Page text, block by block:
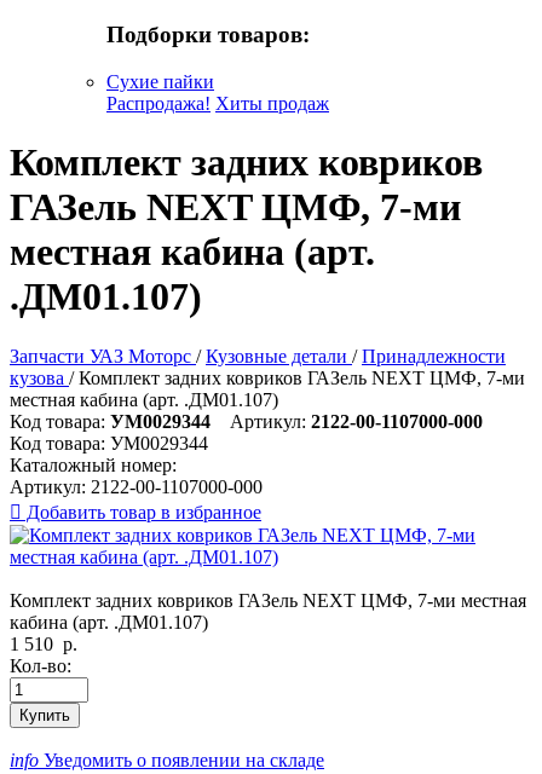
Подборки товаров:
Сухие пайки
Распродажа! Хиты продаж
Комплект задних ковриков
ГАЗель NEXT ЦМФ, 7-ми
местная кабина (арт.
.ДМ01.107)
Запчасти УАЗ Моторс / Кузовные детали / Принадлежности
кузова / Комплект задних ковриков ГАЗель NEXT ЦМФ, 7-ми
местная кабина (арт. .ДМ01.107)
Код товара: УМ0029344 Артикул: 2122-00-1107000-000
Код товара: УМ0029344
Каталожный номер:
Артикул: 2122-00-1107000-000
 Добавить товар в избранное
Комплект задних ковриков ГАЗель NEXT ЦМФ, 7-ми местная
кабина (арт. .ДМ01.107)
1 510 р.
Кол-во:
Купить
info Уведомить о появлении на складе